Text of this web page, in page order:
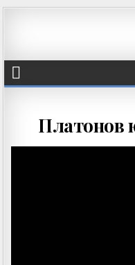
Платонов